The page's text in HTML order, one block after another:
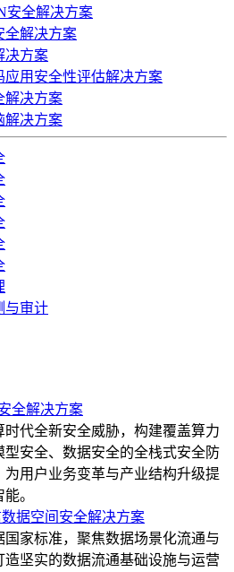
安全解决方案
全解决方案
决方案
应用安全性评估解决方案
解决方案
解决方案
与审计
全解决方案
时代全新安全威胁，构建覆盖算力
型安全、数据安全的全栈式安全防
为用户业务变革与产业结构升级提
。
据空间安全解决方案
国家标准，聚焦数据场景化流通与
造坚实的数据流通基础设施与运营